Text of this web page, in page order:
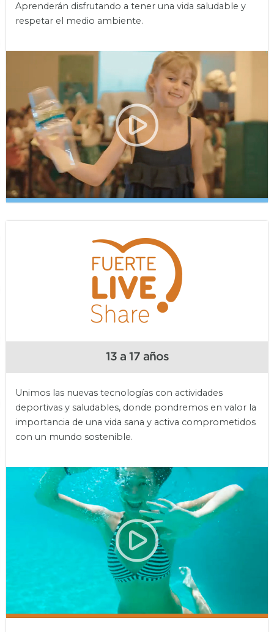
Aprenderán disfrutando a tener una vida saludable y
respetar el medio ambiente.
13 a 17 años
Unimos las nuevas tecnologías con actividades
deportivas y saludables, donde pondremos en valor la
importancia de una vida sana y activa comprometidos
con un mundo sostenible.